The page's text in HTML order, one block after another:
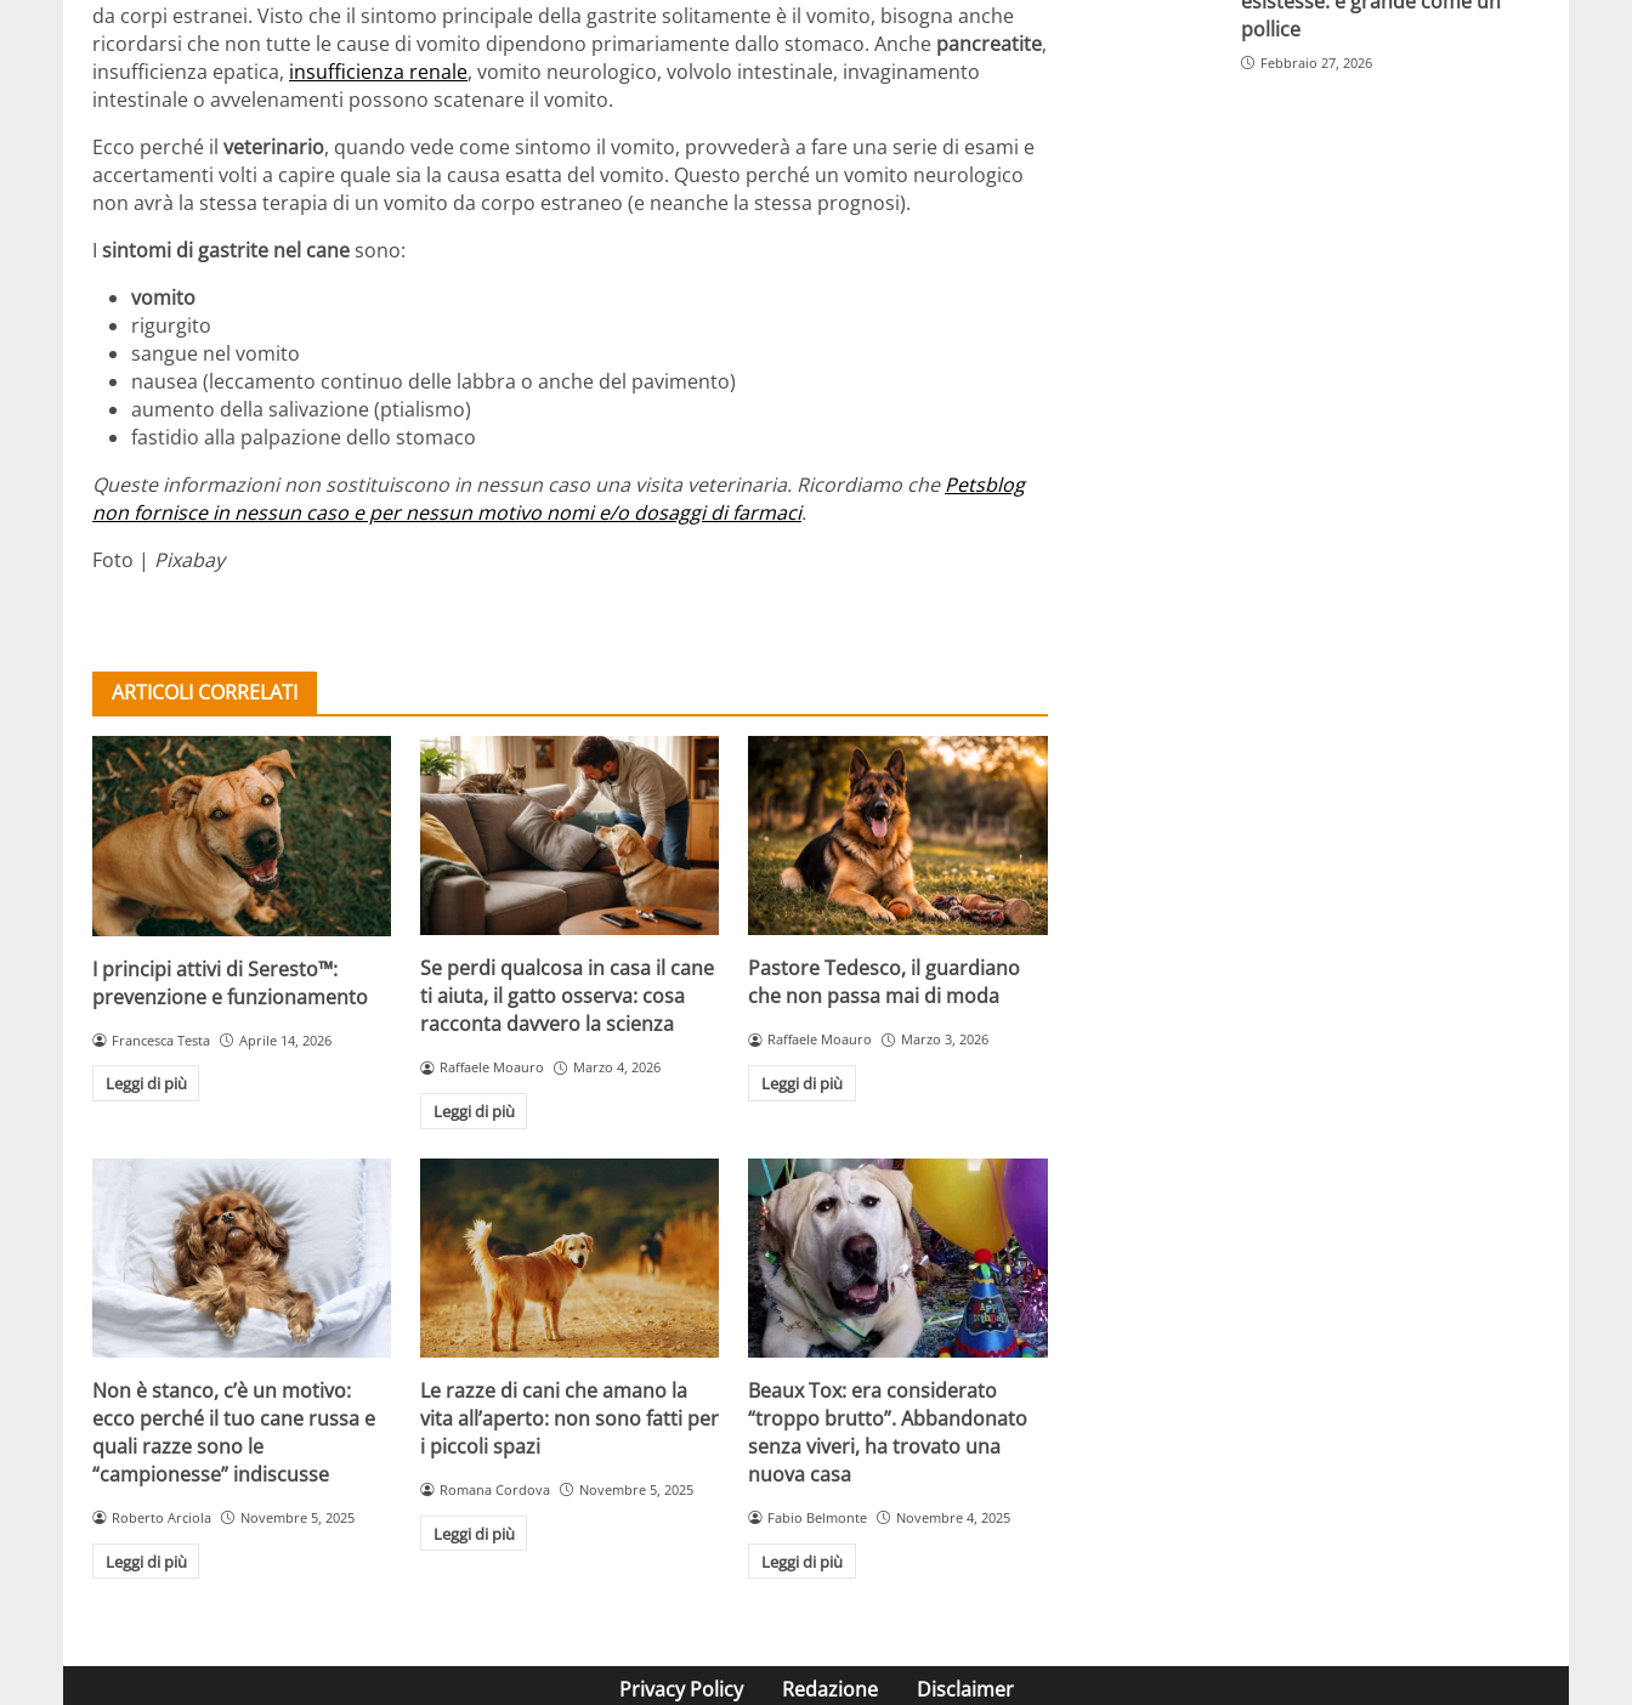
da corpi estranei. Visto che il sintomo principale della gastrite solitamente è il vomito, bisogna anche
ricordarsi che non tutte le cause di vomito dipendono primariamente dallo stomaco. Anche pancreatite,
insufficienza epatica, insufficienza renale, vomito neurologico, volvolo intestinale, invaginamento
intestinale o avvelenamenti possono scatenare il vomito.
Ecco perché il veterinario, quando vede come sintomo il vomito, provvederà a fare una serie di esami e
accertamenti volti a capire quale sia la causa esatta del vomito. Questo perché un vomito neurologico
non avrà la stessa terapia di un vomito da corpo estraneo (e neanche la stessa prognosi).
I sintomi di gastrite nel canesono:
vomito
rigurgito
sangue nel vomito
nausea (leccamento continuo delle labbra o anche del pavimento)
aumento della salivazione (ptialismo)
fastidio alla palpazione dello stomaco
Queste informazioni non sostituiscono in nessun caso una visita veterinaria. Ricordiamo chePetsblog
non fornisce in nessun caso e per nessun motivo nomi e/o dosaggi di farmaci.
Foto | Pixabay
ARTICOLI CORRELATI
I principi attivi di Seresto™:
prevenzione e funzionamento
Francesca Testa Aprile 14, 2026
Leggi di più
Se perdi qualcosa in casa il cane
ti aiuta, il gatto osserva: cosa
racconta davvero la scienza
Raffaele Moauro Marzo 4, 2026
Leggi di più
Pastore Tedesco, il guardiano
che non passa mai di moda
Raffaele Moauro Marzo 3, 2026
Leggi di più
Non è stanco, c’è un motivo:
ecco perché il tuo cane russa e
quali razze sono le
“campionesse” indiscusse
Roberto Arciola Novembre 5, 2025
Leggi di più
Le razze di cani che amano la
vita all’aperto: non sono fatti per
i piccoli spazi
Romana Cordova Novembre 5, 2025
Leggi di più
Beaux Tox: era considerato
“troppo brutto”. Abbandonato
senza viveri, ha trovato una
nuova casa
Fabio Belmonte Novembre 4, 2025
Leggi di più
pollice
Febbraio 27, 2026
Privacy Policy Redazione Disclaimer